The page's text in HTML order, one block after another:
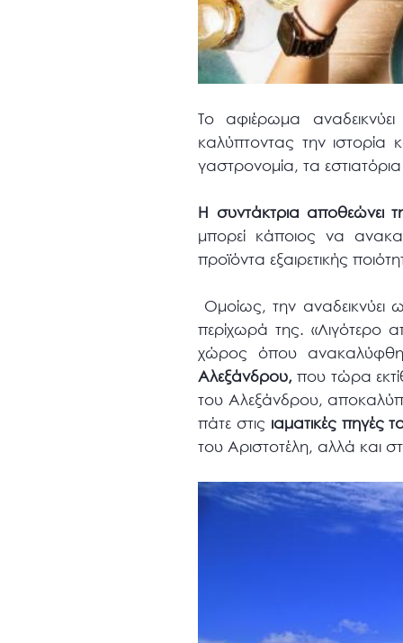
Το αφιέρωμα
καλύπτοντας την ιστορία
γαστρονομία, τα
Η συντάκτρια αποθεώνει
μπορεί κάποιος να
προϊόντα εξαιρετικής
Ομοίως, την αναδεικνύει
περίχωρά της. «Λιγότερο
χώρος όπου
Αλεξάνδρου, που τώρα
του Αλεξάνδρου,
πάτε στις ιαματικές πηγές
του Αριστοτέλη, αλλά και